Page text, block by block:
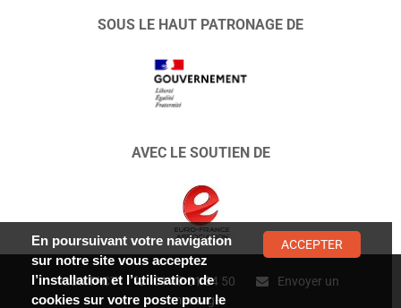
SOUS LE HAUT PATRONAGE DE
AVEC LE SOUTIEN DE
CONTACT : 01 47 01 34 50
Envoyer un
message
En poursuivant votre navigation
sur notre site vous acceptez
l’installation et l’utilisation de
cookies sur votre poste pour le
ACCEPTER